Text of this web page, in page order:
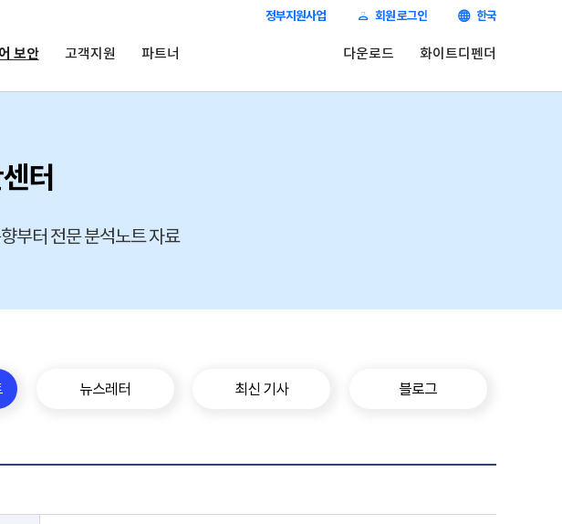
정부지원사업 회원 로그인 한국
보안 고객지원 파트너 다운로드 화이트디펜더
터
부터 전문 분석노트 자료
뉴스레터 최신 기사 블로그